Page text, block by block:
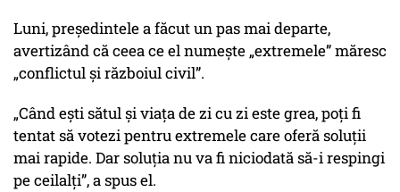
Luni, președintele a făcut un pas mai departe,
avertizând că ceea ce el numește „extremele” măresc
„conflictul și războiul civil”.
„Când ești sătul și viața de zi cu zi este grea, poți fi
tentat să votezi pentru extremele care oferă soluții
mai rapide. Dar soluția nu va fi niciodată să-i respingi
pe ceilalți”, a spus el.